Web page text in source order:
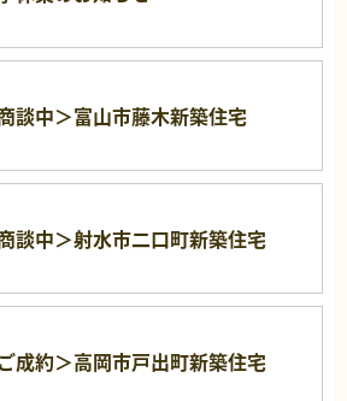
談中＞富山市藤木新築住宅
談中＞射水市二口町新築住宅
成約＞高岡市戸出町新築住宅